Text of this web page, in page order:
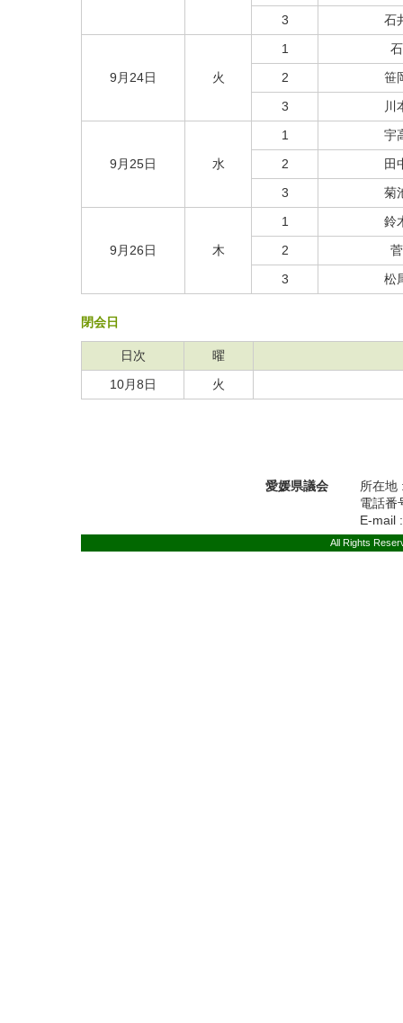
3
石
9月24日 火
1
2
笹
3
9月25日 水
1
宇
2
田
3
菊
9月26日 木
1
鈴
2
3
松
閉会日
日次
曜
10月8日
火
愛媛県議会
所在地
電話
E-mail
All Rights